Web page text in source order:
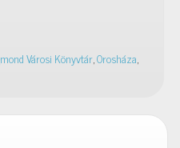
Városi Könyvtár,Orosháza,